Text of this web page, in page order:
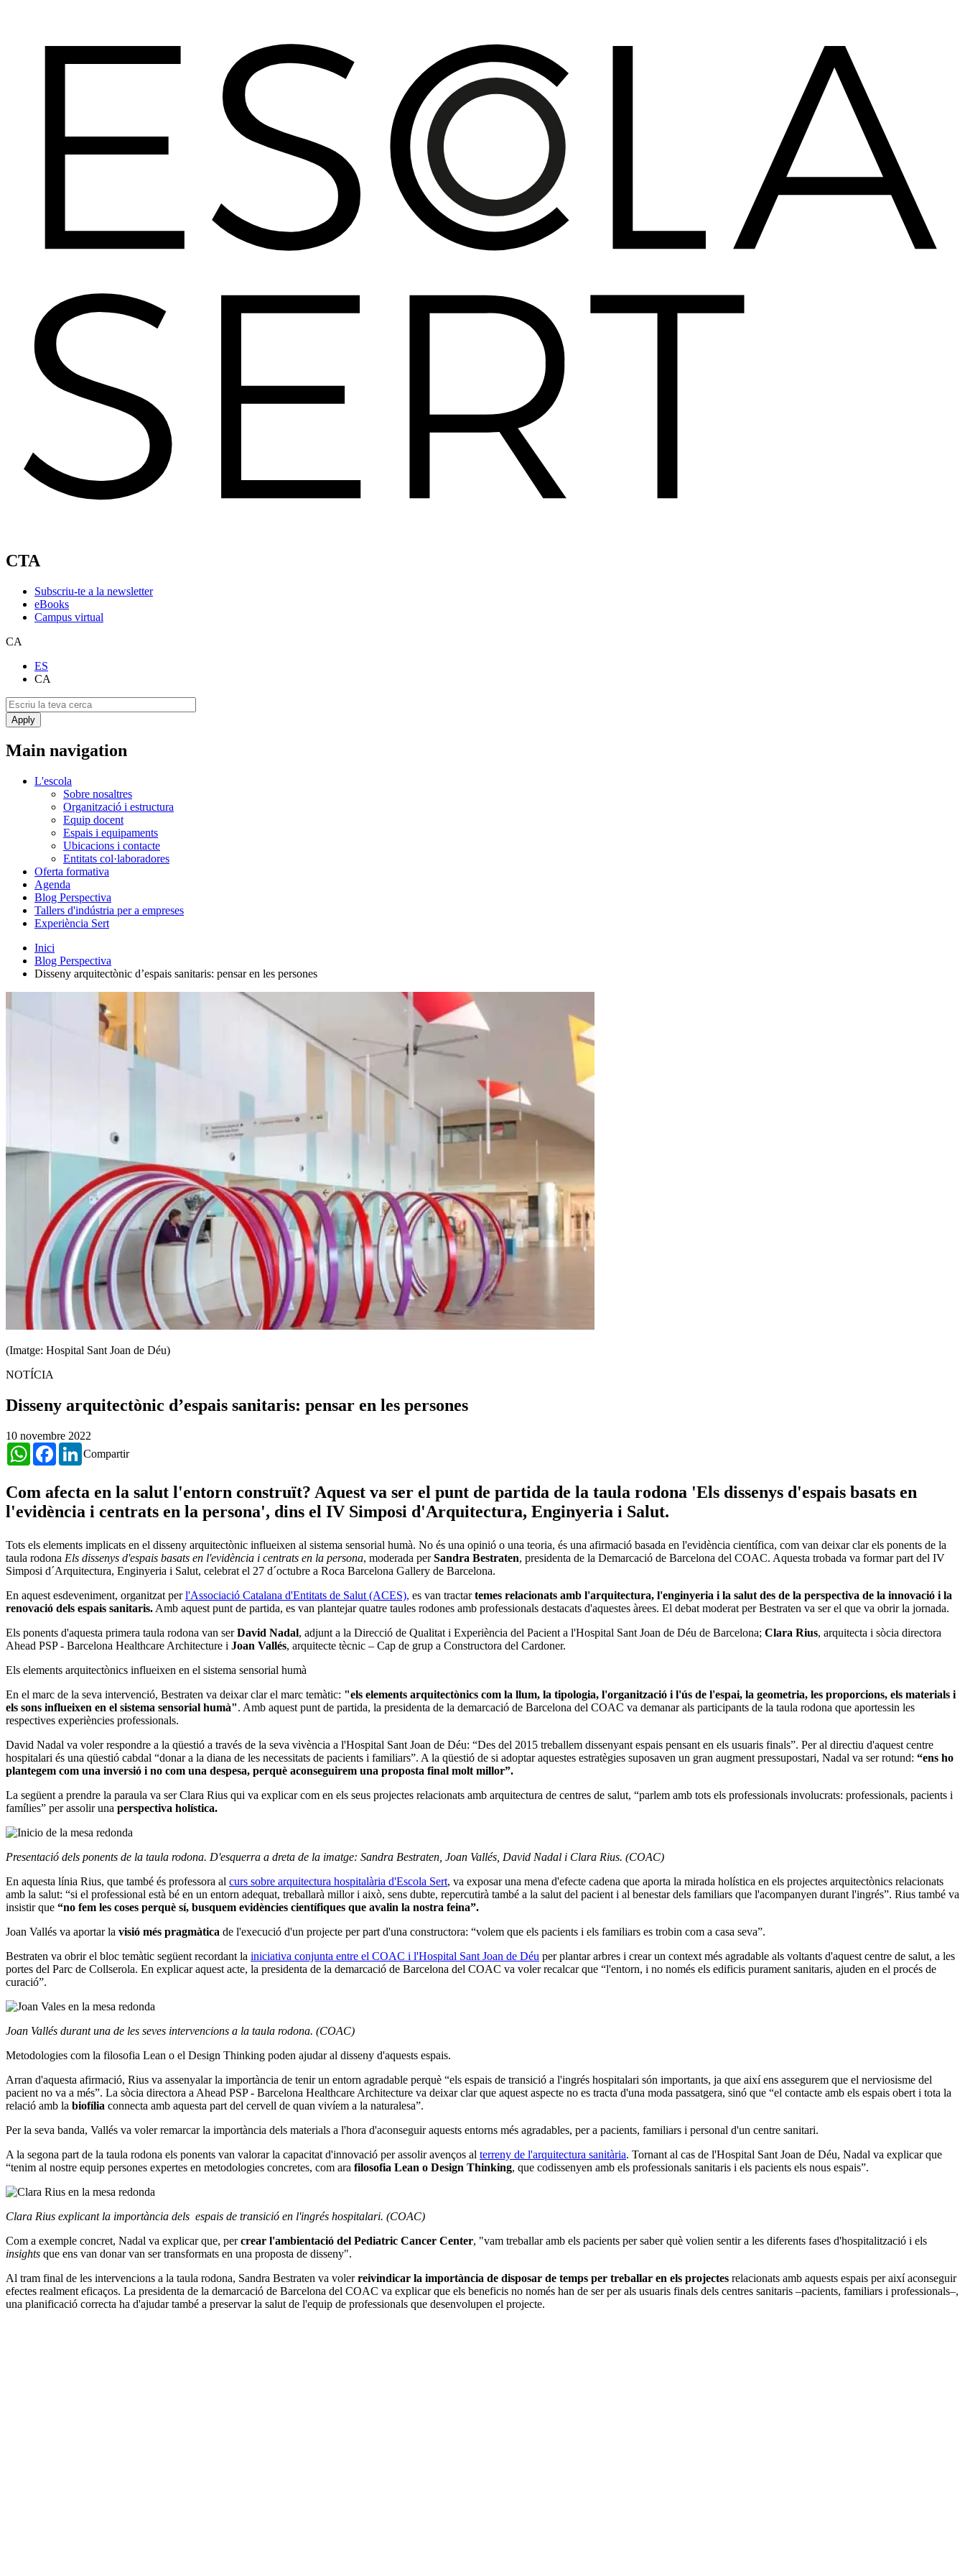
CTA
Subscriu-te a la newsletter
eBooks
Campus virtual
CA
ES
CA
Main navigation
L'escola
Sobre nosaltres
Organització i estructura
Equip docent
Espais i equipaments
Ubicacions i contacte
Entitats col·laboradores
Oferta formativa
Agenda
Blog Perspectiva
Tallers d'indústria per a empreses
Experiència Sert
Inici
Blog Perspectiva
Disseny arquitectònic d’espais sanitaris: pensar en les persones
(Imatge: Hospital Sant Joan de Déu)
NOTÍCIA
Disseny arquitectònic d’espais sanitaris: pensar en les persones
10 novembre 2022
Compartir
WhatsAppFacebookLinkedIn
Com afecta en la salut l'entorn construït? Aquest va ser el punt de partida de la taula rodona 'Els dissenys d'espais basats en
l'evidència i centrats en la persona', dins el IV Simposi d'Arquitectura, Enginyeria i Salut.
Tots els elements implicats en el disseny arquitectònic influeixen al sistema sensorial humà. No és una opinió o una teoria, és una afirmació basada en l'evidència científica, com van deixar clar els ponents de la
taula rodona Els dissenys d'espais basats en l'evidència i centrats en la persona, moderada perSandra Bestraten, presidenta de la Demarcació de Barcelona del COAC. Aquesta trobada va formar part del IV
Simposi d´Arquitectura, Enginyeria i Salut, celebrat el 27 d´octubre a Roca Barcelona Gallery de Barcelona.
En aquest esdeveniment, organitzat perl'Associació Catalana d'Entitats de Salut (ACES), es van tractartemes relacionats amb l'arquitectura, l'enginyeria i la salut des de la perspectiva de la innovació i la
renovació dels espais sanitaris. Amb aquest punt de partida, es van plantejar quatre taules rodones amb professionals destacats d'aquestes àrees. El debat moderat per Bestraten va ser el que va obrir la jornada.
Els ponents d'aquesta primera taula rodona van serDavid Nadal, adjunt a la Direcció de Qualitat i Experiència del Pacient a l'Hospital Sant Joan de Déu de Barcelona; Clara Rius, arquitecta i sòcia directora
Ahead PSP - Barcelona Healthcare Architecture i Joan Vallés, arquitecte tècnic – Cap de grup a Constructora del Cardoner.
Els elements arquitectònics influeixen en el sistema sensorial humà
En el marc de la seva intervenció, Bestraten va deixar clar el marc temàtic: "els elements arquitectònics com la llum, la tipologia, l'organització i l'ús de l'espai, la geometria, les proporcions, els materials i
els sons influeixen en el sistema sensorial humà". Amb aquest punt de partida, la presidenta de la demarcació de Barcelona del COAC va demanar als participants de la taula rodona que aportessin les
respectives experiències professionals.
David Nadal va voler respondre a la qüestió a través de la seva vivència a l'Hospital Sant Joan de Déu: “Des del 2015 treballem dissenyant espais pensant en els usuaris finals”. Per al directiu d'aquest centre
hospitalari és una qüestió cabdal “donar a la diana de les necessitats de pacients i familiars”. A la qüestió de si adoptar aquestes estratègies suposaven un gran augment pressupostari, Nadal va ser rotund: “ens ho
plantegem com una inversió i no com una despesa, perquè aconseguirem una proposta final molt millor”.
La següent a prendre la paraula va ser Clara Rius qui va explicar com en els seus projectes relacionats amb arquitectura de centres de salut, “parlem amb tots els professionals involucrats: professionals, pacients i
famílies” per assolir una perspectiva holística.
Presentació dels ponents de la taula rodona. D'esquerra a dreta de la imatge: Sandra Bestraten, Joan Vallés, David Nadal i Clara Rius. (COAC)
En aquesta línia Rius, que també és professora al curs sobre arquitectura hospitalària d'Escola Sert, va exposar una mena d'efecte cadena que aporta la mirada holística en els projectes arquitectònics relacionats
amb la salut: “si el professional està bé en un entorn adequat, treballarà millor i això, sens dubte, repercutirà també a la salut del pacient i al benestar dels familiars que l'acompanyen durant l'ingrés”. Rius també va
insistir que “no fem les coses perquè sí, busquem evidències científiques que avalin la nostra feina”.
Joan Vallés va aportar la visió més pragmàtica de l'execució d'un projecte per part d'una constructora: “volem que els pacients i els familiars es trobin com a casa seva”.
Bestraten va obrir el bloc temàtic següent recordant la iniciativa conjunta entre el COAC i l'Hospital Sant Joan de Déu per plantar arbres i crear un context més agradable als voltants d'aquest centre de salut, a les
portes del Parc de Collserola. En explicar aquest acte, la presidenta de la demarcació de Barcelona del COAC va voler recalcar que “l'entorn, i no només els edificis purament sanitaris, ajuden en el procés de
curació”.
Joan Vallés durant una de les seves intervencions a la taula rodona. (COAC)
Metodologies com la filosofia Lean o el Design Thinking poden ajudar al disseny d'aquests espais.
Arran d'aquesta afirmació, Rius va assenyalar la importància de tenir un entorn agradable perquè “els espais de transició a l'ingrés hospitalari són importants, ja que així ens assegurem que el nerviosisme del
pacient no va a més”. La sòcia directora a Ahead PSP - Barcelona Healthcare Architecture va deixar clar que aquest aspecte no es tracta d'una moda passatgera, sinó que “el contacte amb els espais obert i tota la
relació amb la biofília connecta amb aquesta part del cervell de quan vivíem a la naturalesa”.
Per la seva banda, Vallés va voler remarcar la importància dels materials a l'hora d'aconseguir aquests entorns més agradables, per a pacients, familiars i personal d'un centre sanitari.
A la segona part de la taula rodona els ponents van valorar la capacitat d'innovació per assolir avenços al terreny de l'arquitectura sanitària. Tornant al cas de l'Hospital Sant Joan de Déu, Nadal va explicar que
“tenim al nostre equip persones expertes en metodologies concretes, com ara filosofia Lean o Design Thinking, que codissenyen amb els professionals sanitaris i els pacients els nous espais”.
Clara Rius explicant la importància dels espais de transició en l'ingrés hospitalari. (COAC)
Com a exemple concret, Nadal va explicar que, percrear l'ambientació del Pediatric Cancer Center, "vam treballar amb els pacients per saber què volien sentir a les diferents fases d'hospitalització i els
insights que ens van donar van ser transformats en una proposta de disseny".
Al tram final de les intervencions a la taula rodona, Sandra Bestraten va volerreivindicar la importància de disposar de temps per treballar en els projectes relacionats amb aquests espais per així aconseguir
efectes realment eficaços. La presidenta de la demarcació de Barcelona del COAC va explicar que els beneficis no només han de ser per als usuaris finals dels centres sanitaris –pacients, familiars i professionals–,
una planificació correcta ha d'ajudar també a preservar la salut de l'equip de professionals que desenvolupen el projecte.